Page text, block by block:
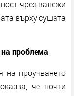
чрез валежи
върху сушата
проблема
на проучването
че почти